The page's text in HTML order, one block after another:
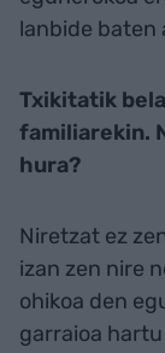
lanbide baten
Txikitatik
familiarekin.
hura?
Niretzat ez
izan zen nire
ohikoa den
garraioa